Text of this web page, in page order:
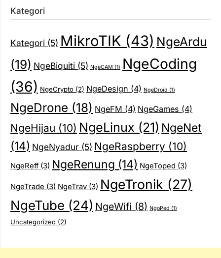
Kategori
Kategori (5) MikroTIK (43) NgeArdu
(19) NgeBiquiti (5) NgeCAM (1) NgeCoding
(36) NgeCrypto (2) NgeDesign (4) NgeDroid (1)
NgeDrone (18) NgeFM (4) NgeGames (4)
NgeHijau (10) NgeLinux (21) NgeNet
(14) NgeNyadur (5) NgeRaspberry (10)
NgeReff (3) NgeRenung (14) NgeToped (3)
NgeTrade (3) NgeTrav (3) NgeTronik (27)
NgeTube (24) NgeWifi (8) NgoPed (1)
Uncategorized (2)